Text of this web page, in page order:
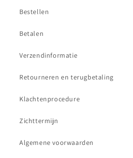
Bestellen
Betalen
Verzendinformatie
Retourneren en terugbetaling
Klachtenprocedure
Zichttermijn
Algemene voorwaarden